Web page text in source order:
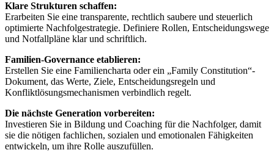
Klare Strukturen schaffen:
Erarbeiten Sie eine transparente, rechtlich saubere und steuerlich
optimierte Nachfolgestrategie. Definiere Rollen, Entscheidungswege
und Notfallpläne klar und schriftlich.
Familien-Governance etablieren:
Erstellen Sie eine Familiencharta oder ein „Family Constitution“-
Dokument, das Werte, Ziele, Entscheidungsregeln und
Konfliktlösungsmechanismen verbindlich regelt.
Die nächste Generation vorbereiten:
Investieren Sie in Bildung und Coaching für die Nachfolger, damit
sie die nötigen fachlichen, sozialen und emotionalen Fähigkeiten
entwickeln, um ihre Rolle auszufüllen.